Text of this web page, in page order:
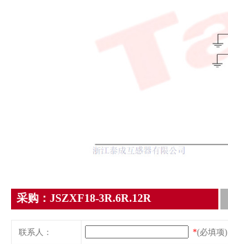
采购：JSZXF18-3R.6R.12R
联系人： *(必填项)